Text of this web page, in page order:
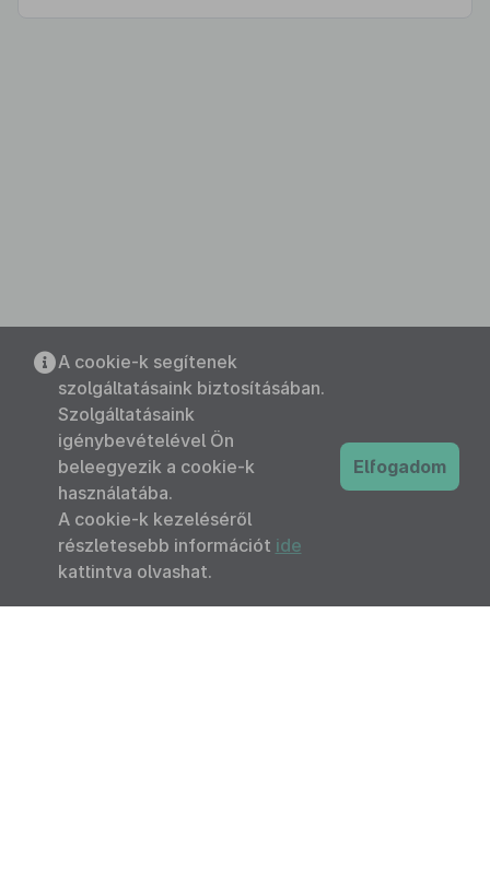
A cookie-k segítenek
szolgáltatásaink biztosításában.
Szolgáltatásaink
igénybevételével Ön
beleegyezik a cookie-k
használatába.
A cookie-k kezeléséről
részletesebb információt ide
kattintva olvashat.
Elfogadom